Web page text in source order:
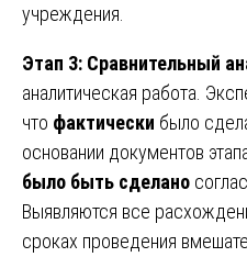
учреждения.
Этап 3: Сравнительный
аналитическая работа.
что фактически было
основании документов
было быть сделано
Выявляются все
сроках проведения